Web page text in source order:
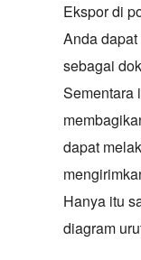
Ekspor di
Anda
sebagai
Sementara
dapat
Hanya itu
diagram